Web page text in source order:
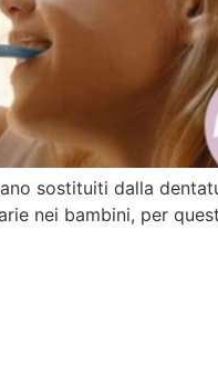
sostituiti dalla
nei bambini, per